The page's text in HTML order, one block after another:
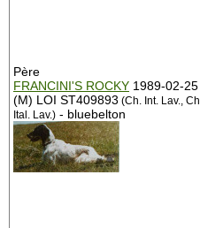
Père
FRANCINI'S ROCKY 1989-02-25
(M) LOI ST409893 (Ch. Int. Lav., Ch.
Ital. Lav.) - bluebelton